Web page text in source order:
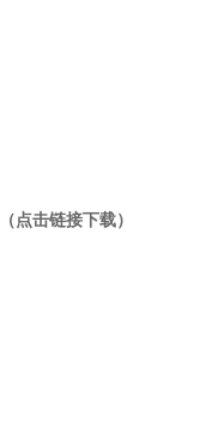
（点击链接下载）